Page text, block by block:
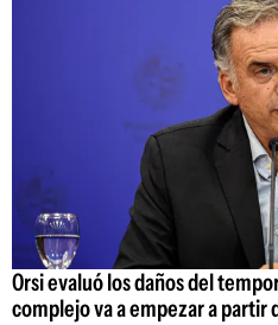
Orsi evaluó los daños del
complejo va a empezar a partir